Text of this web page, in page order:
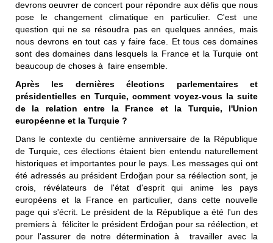
devrons oeuvrer de concert pour répondre aux défis que nous
pose le changement climatique en particulier. C'est une
question qui ne se résoudra pas en quelques années, mais
nous devrons en tout cas y faire face. Et tous ces domaines
sont des domaines dans lesquels la France et la Turquie ont
beaucoup de choses à faire ensemble.
Après les dernières élections parlementaires et
présidentielles en Turquie, comment voyez-vous la suite
de la relation entre la France et la Turquie, l'Union
européenne et la Turquie ?
Dans le contexte du centième anniversaire de la République
de Turquie, ces élections étaient bien entendu naturellement
historiques et importantes pour le pays. Les messages qui ont
été adressés au président Erdoğan pour sa réélection sont, je
crois, révélateurs de l'état d'esprit qui anime les pays
européens et la France en particulier, dans cette nouvelle
page qui s'écrit. Le président de la République a été l'un des
premiers à féliciter le président Erdoğan pour sa réélection, et
pour l'assurer de notre détermination à travailler avec la